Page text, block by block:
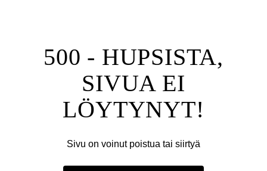
500 - HUPSISTA,
SIVUA EI
LÖYTYNYT!
Sivu on voinut poistua tai siirtyä